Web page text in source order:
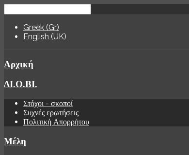
Greek (Gr)
English (UK)
Αρχική
ΔΙ.Ο.ΒΙ.
Στόχοι - σκοποί
Συχνές ερωτήσεις
Πολιτική Απορρήτου
Μέλη